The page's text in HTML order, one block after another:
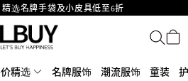
精选名牌手袋及小皮具低至6折
人气限量特别版限时原价低至75折!
手袋及首饰低至6折，立即入手!
426号铺！
特设名牌Hermès、CHANEL及LV专区！
精选 名牌服饰 潮流服饰 童装